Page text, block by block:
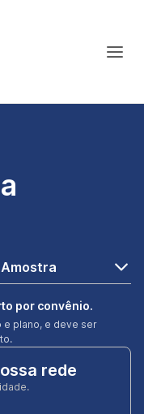
por convênio.
e plano, e deve ser
rede